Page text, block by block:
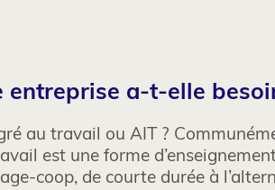
entreprise a-t-elle
au travail ou AIT ?
est une forme
coop, de courte durée à